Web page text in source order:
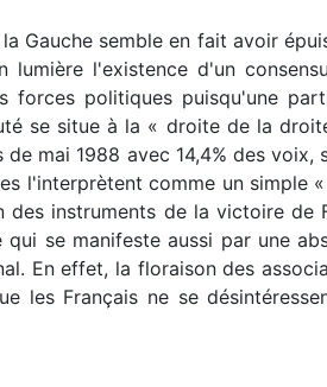
semble en fait avoir
l'existence d'un
forces politiques puisqu'une
se situe à la « droite de la
mai 1988 avec 14,4% des
l'interprètent comme un
instruments de la victoire
se manifeste aussi par une
En effet, la floraison des
les Français ne se